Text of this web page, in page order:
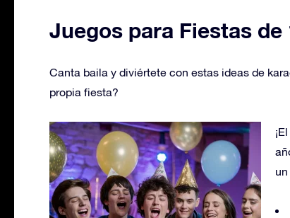
Juegos para Fiestas de
Canta baila y diviértete con estas ideas de
propia fiesta?